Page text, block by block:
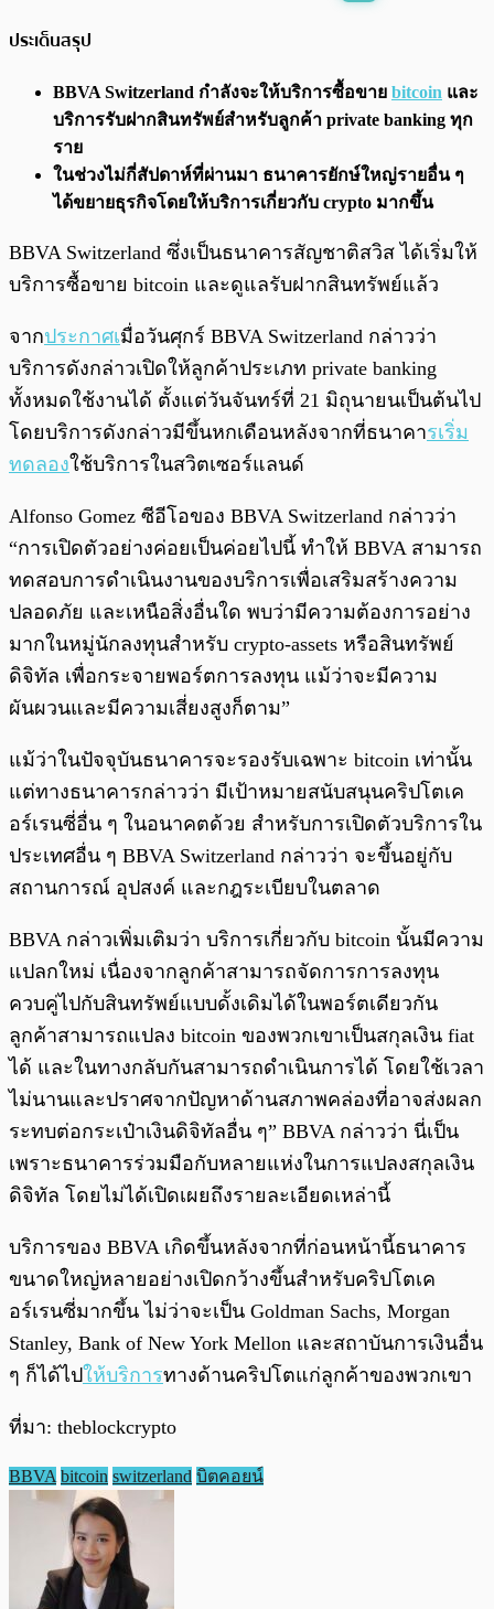
ประเด็นสรุป
BBVA Switzerland กำลังจะให้บริการซื้อขาย bitcoin และ
บริการรับฝากสินทรัพย์สำหรับลูกค้า private banking ทุก
ราย
ในช่วงไม่กี่สัปดาห์ที่ผ่านมา ธนาคารยักษ์ใหญ่รายอื่น ๆ
ได้ขยายธุรกิจโดยให้บริการเกี่ยวกับ crypto มากขึ้น
BBVA Switzerland ซึ่งเป็นธนาคารสัญชาติสวิส ได้เริ่มให้
บริการซื้อขาย bitcoin และดูแลรับฝากสินทรัพย์แล้ว
จากประกาศเมื่อวันศุกร์ BBVA Switzerland กล่าวว่า
บริการดังกล่าวเปิดให้ลูกค้าประเภท private banking
ทั้งหมดใช้งานได้ ตั้งแต่วันจันทร์ที่ 21 มิถุนายนเป็นต้นไป
โดยบริการดังกล่าวมีขึ้นหกเดือนหลังจากที่ธนาคารเริ่ม
ทดลองใช้บริการในสวิตเซอร์แลนด์
Alfonso Gomez ซีอีโอของ BBVA Switzerland กล่าวว่า
“การเปิดตัวอย่างค่อยเป็นค่อยไปนี้ ทำให้ BBVA สามารถ
ทดสอบการดำเนินงานของบริการเพื่อเสริมสร้างความ
ปลอดภัย และเหนือสิ่งอื่นใด พบว่ามีความต้องการอย่าง
มากในหมู่นักลงทุนสำหรับ crypto-assets หรือสินทรัพย์
ดิจิทัล เพื่อกระจายพอร์ตการลงทุน แม้ว่าจะมีความ
ผันผวนและมีความเสี่ยงสูงก็ตาม”
แม้ว่าในปัจจุบันธนาคารจะรองรับเฉพาะ bitcoin เท่านั้น
แต่ทางธนาคารกล่าวว่า มีเป้าหมายสนับสนุนคริปโตเค
อร์เรนซี่อื่น ๆ ในอนาคตด้วย สำหรับการเปิดตัวบริการใน
ประเทศอื่น ๆ BBVA Switzerland กล่าวว่า จะขึ้นอยู่กับ
สถานการณ์ อุปสงค์ และกฎระเบียบในตลาด
BBVA กล่าวเพิ่มเติมว่า บริการเกี่ยวกับ bitcoin นั้นมีความ
แปลกใหม่ เนื่องจากลูกค้าสามารถจัดการการลงทุน
ควบคู่ไปกับสินทรัพย์แบบดั้งเดิมได้ในพอร์ตเดียวกัน
ลูกค้าสามารถแปลง bitcoin ของพวกเขาเป็นสกุลเงิน fiat
ได้ และในทางกลับกันสามารถดำเนินการได้ โดยใช้เวลา
ไม่นานและปราศจากปัญหาด้านสภาพคล่องที่อาจส่งผลก
ระทบต่อกระเป๋าเงินดิจิทัลอื่น ๆ” BBVA กล่าวว่า นี่เป็น
เพราะธนาคารร่วมมือกับหลายแห่งในการแปลงสกุลเงิน
ดิจิทัล โดยไม่ได้เปิดเผยถึงรายละเอียดเหล่านี้
บริการของ BBVA เกิดขึ้นหลังจากที่ก่อนหน้านี้ธนาคาร
ขนาดใหญ่หลายอย่างเปิดกว้างขึ้นสำหรับคริปโตเค
อร์เรนซี่มากขึ้น ไม่ว่าจะเป็น Goldman Sachs, Morgan
Stanley, Bank of New York Mellon และสถาบันการเงินอื่น
ๆ ก็ได้ไปให้บริการทางด้านคริปโตแก่ลูกค้าของพวกเขา
ที่มา: theblockcrypto
BBVA bitcoin switzerland บิตคอยน์